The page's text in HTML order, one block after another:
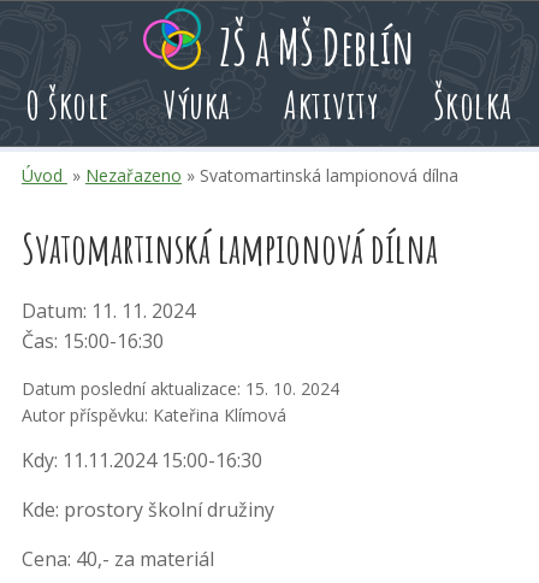
obsah
volby
akcí
ZŠ a MŠ Deblín
O škole Výuka Aktivity Školka
Úvod » Nezařazeno » Svatomartinská lampionová dílna
Svatomartinská lampionová dílna
Datum: 11. 11. 2024
Čas: 15:00-16:30
Datum poslední aktualizace: 15. 10. 2024
Autor příspěvku: Kateřina Klímová
Kdy: 11.11.2024 15:00-16:30
Kde: prostory školní družiny
Cena: 40,- za materiál